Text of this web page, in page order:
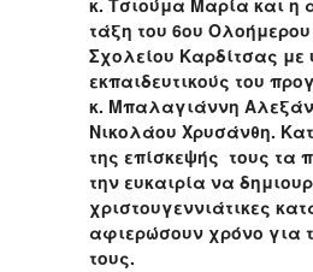
κ. Τσιούμα Μαρία και η
τάξη του 6ου Ολοήμερου
Σχολείου Καρδίτσας με
εκπαιδευτικούς του
κ. Μπαλαγιάννη
Νικολάου Χρυσάνθη.
της επίσκεψής τους τα
την ευκαιρία να
χριστουγεννιάτικες
αφιερώσουν χρόνο για
τους.